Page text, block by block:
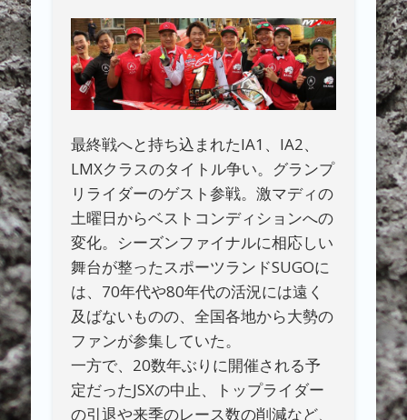
最終戦へと持ち込まれたIA1、IA2、
LMXクラスのタイトル争い。グランプ
リライダーのゲスト参戦。激マディの
土曜日からベストコンディションへの
変化。シーズンファイナルに相応しい
舞台が整ったスポーツランドSUGOに
は、70年代や80年代の活況には遠く
及ばないものの、全国各地から大勢の
ファンが参集していた。
一方で、20数年ぶりに開催される予
定だったJSXの中止、トップライダー
の引退や来季のレース数の削減など、